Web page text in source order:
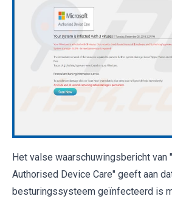
Het valse waarschuwingsbericht
Authorised Device Care" geeft aan
besturingssysteem geïnfecteerd is